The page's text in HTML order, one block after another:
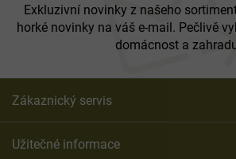
Exkluzivní novinky z našeho
horké novinky na váš e-mail. Pečlivě
domácnost a
Zákaznický servis
Užitečné informace